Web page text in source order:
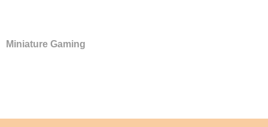
Miniature Gaming